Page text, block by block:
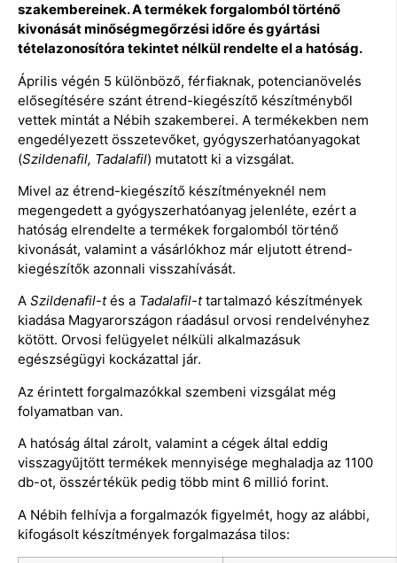
szakembereinek. A termékek forgalomból történő
kivonását minőségmegőrzési időre és gyártási
tételazonosítóra tekintet nélkül rendelte el a hatóság.
Április végén 5 különböző, férfiaknak, potencianövelés
elősegítésére szánt étrend-kiegészítő készítményből
vettek mintát a Nébih szakemberei. A termékekben nem
engedélyezett összetevőket, gyógyszerhatóanyagokat
(Szildenafil, Tadalafil) mutatott ki a vizsgálat.
Mivel az étrend-kiegészítő készítményeknél nem
megengedett a gyógyszerhatóanyag jelenléte, ezért a
hatóság elrendelte a termékek forgalomból történő
kivonását, valamint a vásárlókhoz már eljutott étrend-
kiegészítők azonnali visszahívását.
A Szildenafil-tés a Tadalafil-ttartalmazó készítmények
kiadása Magyarországon ráadásul orvosi rendelvényhez
kötött. Orvosi felügyelet nélküli alkalmazásuk
egészségügyi kockázattal jár.
Az érintett forgalmazókkal szembeni vizsgálat még
folyamatban van.
A hatóság által zárolt, valamint a cégek által eddig
visszagyűjtött termékek mennyisége meghaladja az 1100
db-ot, összértékük pedig több mint 6 millió forint.
A Nébih felhívja a forgalmazók figyelmét, hogy az alábbi,
kifogásolt készítmények forgalmazása tilos: